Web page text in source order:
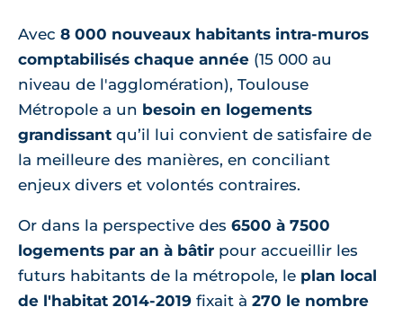
Avec 8 000 nouveaux habitants intra-muros
comptabilisés chaque année (15 000 au
niveau de l'agglomération), Toulouse
Métropole a un besoin en logements
grandissant qu’il lui convient de satisfaire de
la meilleure des manières, en conciliant
enjeux divers et volontés contraires.
Or dans la perspective des 6500 à 7500
logements par an à bâtir pour accueillir les
futurs habitants de la métropole, le plan local
de l'habitat 2014-2019 fixait à 270 le nombre